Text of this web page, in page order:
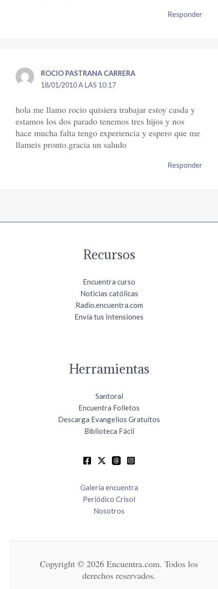
Responder
ROCIO PASTRANA CARRERA
18/01/2010 A LAS 10:17
hola me llamo rocio quisiera trabajar estoy casda y
estamos los dos parado tenemos tres hijos y nos
hace mucha falta tengo experiencia y espero que me
llameis pronto.gracia un saludo
Responder
Recursos
Encuentra curso
Noticias católicas
Radio.encuentra.com
Envía tus Intensiones
Herramientas
Santoral
Encuentra Folletos
Descarga Evangelios Gratuitos
Biblioteca Fácil
Galería encuentra
Periódico Crisol
Nosotros
Copyright © 2026 Encuentra.com. Todos los
derechos reservados.